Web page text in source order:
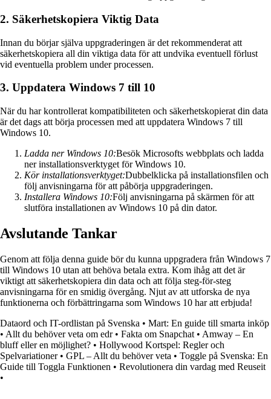
2. Säkerhetskopiera Viktig Data
Innan du börjar själva uppgraderingen är det rekommenderat att
säkerhetskopiera all din viktiga data för att undvika eventuell förlust
vid eventuella problem under processen.
3. Uppdatera Windows 7 till 10
När du har kontrollerat kompatibiliteten och säkerhetskopierat din data
är det dags att börja processen med att uppdatera Windows 7 till
Windows 10.
Ladda ner Windows 10:Besök Microsofts webbplats och ladda
ner installationsverktyget för Windows 10.
Kör installationsverktyget:Dubbelklicka på installationsfilen och
följ anvisningarna för att påbörja uppgraderingen.
Installera Windows 10:Följ anvisningarna på skärmen för att
slutföra installationen av Windows 10 på din dator.
Avslutande Tankar
Genom att följa denna guide bör du kunna uppgradera från Windows 7
till Windows 10 utan att behöva betala extra. Kom ihåg att det är
viktigt att säkerhetskopiera din data och att följa steg-för-steg
anvisningarna för en smidig övergång. Njut av att utforska de nya
funktionerna och förbättringarna som Windows 10 har att erbjuda!
Dataord och IT-ordlistan på Svenska • Mart: En guide till smarta inköp
• Allt du behöver veta om edr• Fakta om Snapchat • Amway – En
bluff eller en möjlighet? • Hollywood Kortspel: Regler och
Spelvariationer• GPL – Allt du behöver veta • Toggle på Svenska: En
Guide till Toggla Funktionen • Revolutionera din vardag med Reuseit
•